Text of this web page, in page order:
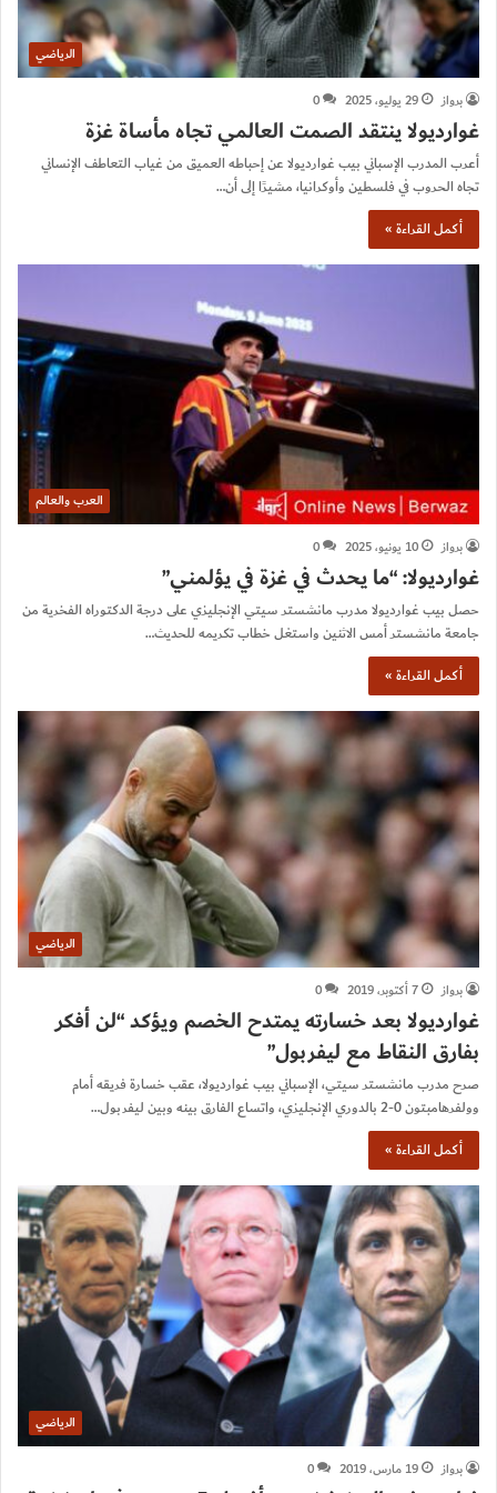
الرياضي
برواز
29 يوليو، 2025 0
غوارديولا ينتقد الصمت العالمي تجاه مأساة غزة
أعرب المدرب الإسباني بيب غوارديولا عن إحباطه العميق من غياب التعاطف الإنساني
تجاه الحروب في فلسطين وأوكرانيا، مشيرًا إلى أن…
أكمل القراءة »
العرب والعالم
برواز
10 يونيو، 2025 0
غوارديولا: “ما يحدث في غزة في يؤلمني”
حصل بيب غوارديولا مدرب مانشستر سيتي الإنجليزي على درجة الدكتوراه الفخرية من
جامعة مانشستر أمس الاثنين واستغل خطاب تكريمه للحديث…
أكمل القراءة »
الرياضي
برواز
7 أكتوبر، 2019 0
غوارديولا بعد خسارته يمتدح الخصم ويؤكد “لن أفكر
بفارق النقاط مع ليفربول”
صرح مدرب مانشستر سيتي، الإسباني بيب غوارديولا، عقب خسارة فريقه أمام
وولفرهامبتون 0-2 بالدوري الإنجليزي، واتساع الفارق بينه وبين ليفربول…
أكمل القراءة »
الرياضي
برواز
19 مارس، 2019 0